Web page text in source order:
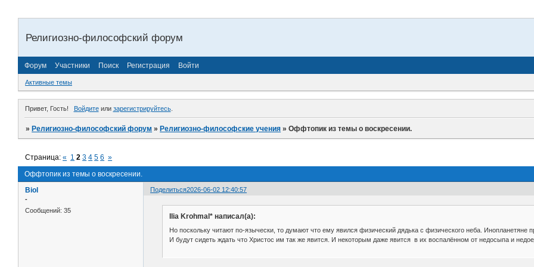
Религиозно-философский форум
Форум Участники Поиск Регистрация Войти
Активные темы
Привет, Гость! Войдитеили зарегистрируйтесь.
»Религиозно-философский форум »Религиозно-философские учения »Оффтопик из темы о воскресении.
Оффтопик из темы о воскресении.
Страница:« 1 2 3 4 5 6 »
Поделиться2026-06-02 12:40:57
Biol
-
Сообщений: 35
Ilia Krohmal* написал(а):
Но поскольку читают по-язычески, то думают что ему явился физический дядька с физического неба. Инопланетяне
И будут сидеть ждать что Христос им так же явится. И некоторым даже явится в их воспалённом от недосыпа и